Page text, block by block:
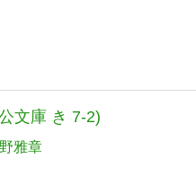
文庫 き 7-2)
雅章